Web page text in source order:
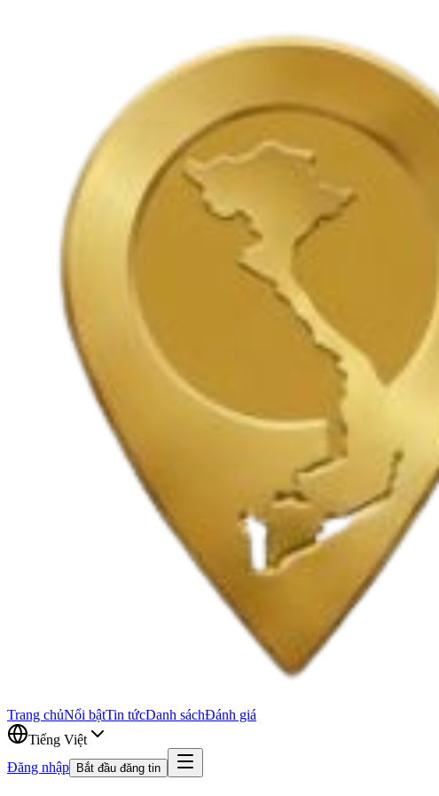
Trang chủNổi bậtTin tứcDanh sáchĐánh giá
Tiếng Việt
Đăng nhập
Bắt đầu đăng tin